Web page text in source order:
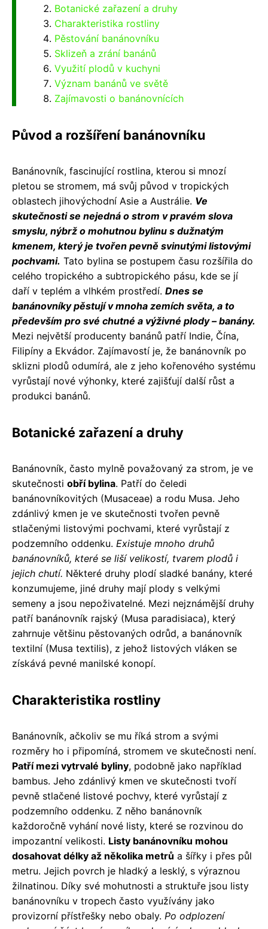
Botanické zařazení a druhy
Charakteristika rostliny
Pěstování banánovníku
Sklizeň a zrání banánů
Využití plodů v kuchyni
Význam banánů ve světě
Zajímavosti o banánovnících
Původ a rozšíření banánovníku
Banánovník, fascinující rostlina, kterou si mnozí
pletou se stromem, má svůj původ v tropických
oblastech jihovýchodní Asie a Austrálie. Ve
skutečnosti se nejedná o strom v pravém slova
smyslu, nýbrž o mohutnou bylinu s dužnatým
kmenem, který je tvořen pevně svinutými listovými
pochvami. Tato bylina se postupem času rozšířila do
celého tropického a subtropického pásu, kde se jí
daří v teplém a vlhkém prostředí. Dnes se
banánovníky pěstují v mnoha zemích světa, a to
především pro své chutné a výživné plody – banány.
Mezi největší producenty banánů patří Indie, Čína,
Filipíny a Ekvádor. Zajímavostí je, že banánovník po
sklizni plodů odumírá, ale z jeho kořenového systému
vyrůstají nové výhonky, které zajišťují další růst a
produkci banánů.
Botanické zařazení a druhy
Banánovník, často mylně považovaný za strom, je ve
skutečnosti obří bylina. Patří do čeledi
banánovníkovitých (Musaceae) a rodu Musa. Jeho
zdánlivý kmen je ve skutečnosti tvořen pevně
stlačenými listovými pochvami, které vyrůstají z
podzemního oddenku. Existuje mnoho druhů
banánovníků, které se liší velikostí, tvarem plodů i
jejich chutí. Některé druhy plodí sladké banány, které
konzumujeme, jiné druhy mají plody s velkými
semeny a jsou nepoživatelné. Mezi nejznámější druhy
patří banánovník rajský (Musa paradisiaca), který
zahrnuje většinu pěstovaných odrůd, a banánovník
textilní (Musa textilis), z jehož listových vláken se
získává pevné manilské konopí.
Charakteristika rostliny
Banánovník, ačkoliv se mu říká strom a svými
rozměry ho i připomíná, stromem ve skutečnosti není.
Patří mezi vytrvalé byliny, podobně jako například
bambus. Jeho zdánlivý kmen ve skutečnosti tvoří
pevně stlačené listové pochvy, které vyrůstají z
podzemního oddenku. Z něho banánovník
každoročně vyhání nové listy, které se rozvinou do
impozantní velikosti. Listy banánovníku mohou
dosahovat délky až několika metrů a šířky i přes půl
metru. Jejich povrch je hladký a lesklý, s výraznou
žilnatinou. Díky své mohutnosti a struktuře jsou listy
banánovníku v tropech často využívány jako
provizorní přístřešky nebo obaly. Po odplození